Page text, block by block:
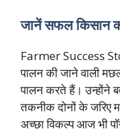
जानें सफल किसान
Farmer Success
पालन की जाने वाली
पालन करते हैं। उन्होंने
तकनीक दोनों के जरिए
अच्छा विकल्प आज भी